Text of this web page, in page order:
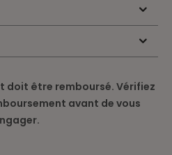
doit être remboursé. Vérifiez
avant de vous